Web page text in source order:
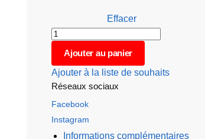
Effacer
Ajouter au panier
Ajouter à la liste de souhaits
Réseaux sociaux
Facebook
Instagram
Informations complémentaires